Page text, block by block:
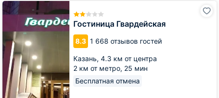
Гостиница Гвардейская
8.3 1 668 отзывов гостей
Казань, 4.3 км от центра
2 км от метро, 25 мин
Бесплатная отмена
Гостиница
Гвардейская